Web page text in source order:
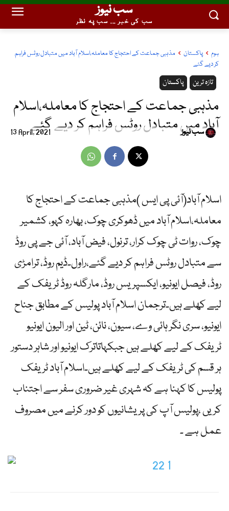
سب نیوز
سب کی خبر ... سب پہ نظر
ہوم پاکستان
مذہبی جماعت کے احتجاج کا معاملہ،اسلام آباد میں متبادل روٹس فراہم
کر دیے گئے
پاکستان تازہ ترین
مذہبی جماعت کے احتجاج کا معاملہ،اسلام
آباد میں متبادل روٹس فراہم کر دیے گئے13 April, 2021 سب نیوز
اسلام آباد(آئی پی ایس )مذہبی جماعت کے احتجاج کا
معاملہ،اسلام آباد میں ڈھوکری چوک، بھارہ کہو، کشمیر
چوک، روات ٹی چوک کرار، ترنول، فیض آباد، آئی جے پی روڈ
سے متبادل روٹس فراہم کر دیے گئے،راول۔ڈیم روڈ، ترامڑی
روڈ، فیصل ایونیو، ایکسپریس روڈ، مارگلہ روڈ ٹریفک کے
لیے کھلے ہیں۔ترجمان اسلام آباد پولیس کے مطابق جناح
ایونیو، سری نگر ہائی وے، سیون، نائن، ٹین اور الیون ایونیو
ٹریفک کے لیے کھلے ہیں جبکہاتاترک ایونیو اور شاہر دستور
ہر قسم کی ٹریفک کے لیے کھلے ہیں۔اسلام آباد ٹریفک
پولیس کا کہنا ہے کہ شہری غیر ضروری سفر سے اجتناب
کریں ،پولیس آپ کی پریشانیوں کو دور کرنے میں مصروف
عمل ہے ۔